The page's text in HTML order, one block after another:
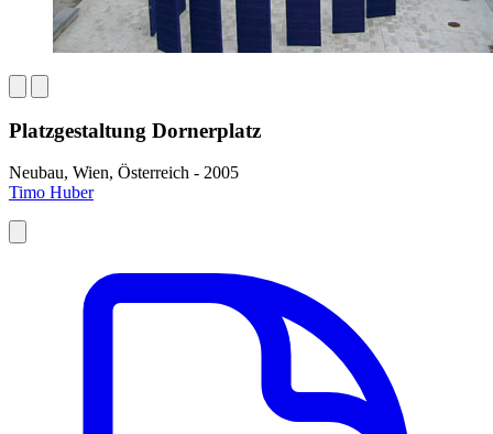
Platzgestaltung Dornerplatz
Neubau, Wien, Österreich - 2005
Timo Huber